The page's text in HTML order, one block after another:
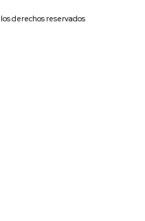
derechos reservados